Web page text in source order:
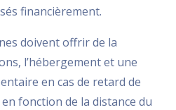
financièrement.
doivent offrir de la
l’hébergement et une
en cas de retard de
fonction de la distance du